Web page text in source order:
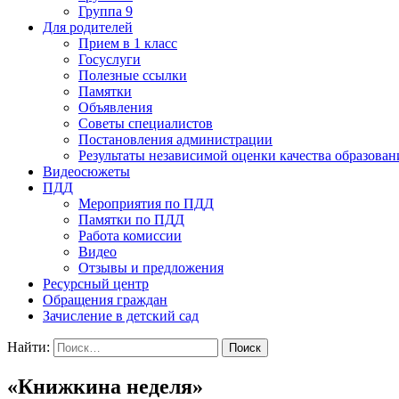
Группа 9
Для родителей
Прием в 1 класс
Госуслуги
Полезные ссылки
Памятки
Объявления
Советы специалистов
Постановления администрации
Результаты независимой оценки качества
Видеосюжеты
ПДД
Мероприятия по ПДД
Памятки по ПДД
Работа комиссии
Видео
Отзывы и предложения
Ресурсный центр
Обращения граждан
Зачисление в детский сад
Найти:
«Книжкина неделя»